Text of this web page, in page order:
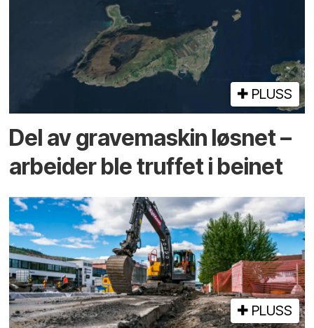
PLUSS
Del av grave­maskin løsnet –
arbeider ble truffet i beinet
PLUSS